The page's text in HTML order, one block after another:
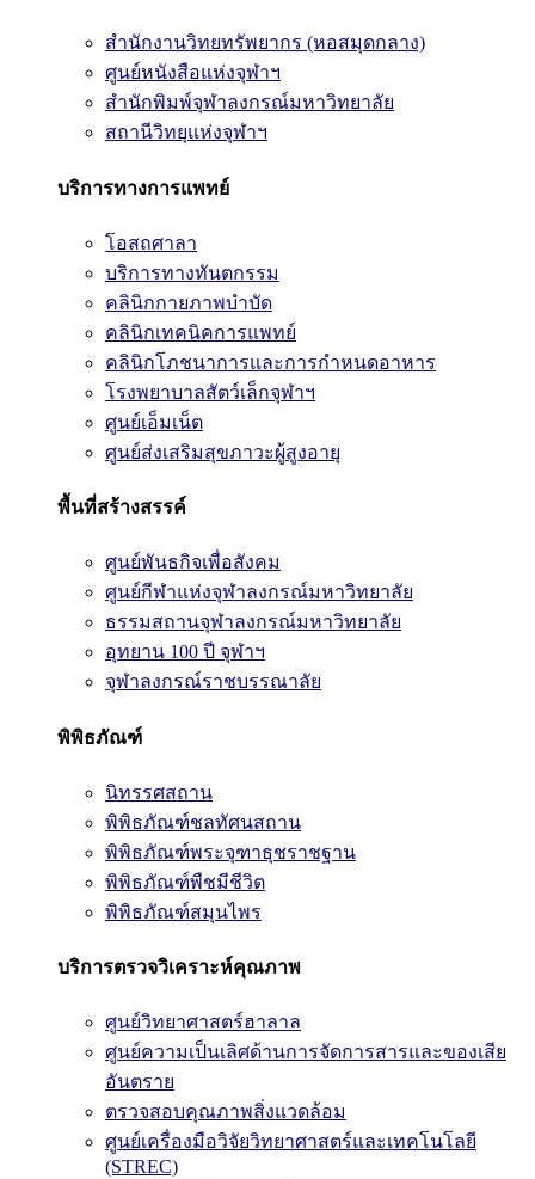
สำนักงานวิทยทรัพยากร (หอสมุดกลาง)
ศูนย์หนังสือแห่งจุฬาฯ
สำนักพิมพ์จุฬาลงกรณ์มหาวิทยาลัย
สถานีวิทยุแห่งจุฬาฯ
บริการทางการแพทย์
โอสถศาลา
บริการทางทันตกรรม
คลินิกกายภาพบำบัด
คลินิกเทคนิคการแพทย์
คลินิกโภชนาการและการกำหนดอาหาร
โรงพยาบาลสัตว์เล็กจุฬาฯ
ศูนย์เอ็มเน็ต
ศูนย์ส่งเสริมสุขภาวะผู้สูงอายุ
พื้นที่สร้างสรรค์
ศูนย์พันธกิจเพื่อสังคม
ศูนย์กีฬาแห่งจุฬาลงกรณ์มหาวิทยาลัย
ธรรมสถานจุฬาลงกรณ์มหาวิทยาลัย
อุทยาน 100 ปี จุฬาฯ
จุฬาลงกรณ์ราชบรรณาลัย
พิพิธภัณฑ์
นิทรรศสถาน
พิพิธภัณฑ์ชลทัศนสถาน
พิพิธภัณฑ์พระจุฑาธุชราชฐาน
พิพิธภัณฑ์พืชมีชีวิต
พิพิธภัณฑ์สมุนไพร
บริการตรวจวิเคราะห์คุณภาพ
ศูนย์วิทยาศาสตร์ฮาลาล
ศูนย์ความเป็นเลิศด้านการจัดการสารและของเสีย
อันตราย
ตรวจสอบคุณภาพสิ่งแวดล้อม
ศูนย์เครื่องมือวิจัยวิทยาศาสตร์และเทคโนโลยี
(STREC)